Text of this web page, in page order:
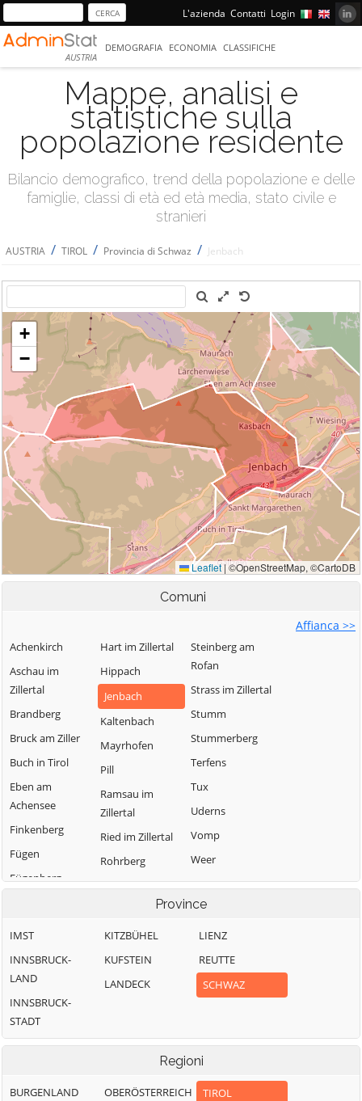
L'azienda Contatti Login
AUSTRIA
DEMOGRAFIA ECONOMIA CLASSIFICHE
Mappe, analisi e
statistiche sulla
popolazione residente
Bilancio demografico, trend della popolazione e delle
famiglie, classi di età ed età media, stato civile e
stranieri
AUSTRIA / TIROL / Provincia di Schwaz / Jenbach
Comuni
Affianca >>
Achenkirch
Aschau im
Zillertal
Brandberg
Bruck am Ziller
Buch in Tirol
Eben am
Achensee
Finkenberg
Fügen
Fügenberg
Hainzenberg
Hart im Zillertal
Hippach
Jenbach
Kaltenbach
Mayrhofen
Pill
Ramsau im
Zillertal
Ried im Zillertal
Rohrberg
Schlitters
Schwendau
Stans
Steinberg am
Rofan
Strass im Zillertal
Stumm
Stummerberg
Terfens
Tux
Uderns
Vomp
Weer
Weerberg
Wiesing
Zell am Ziller
Zellberg
Province
IMST
INNSBRUCK-
LAND
INNSBRUCK-
STADT
KITZBÜHEL
KUFSTEIN
LANDECK
LIENZ
REUTTE
SCHWAZ
Regioni
BURGENLAND
OBERÖSTERREICH
TIROL